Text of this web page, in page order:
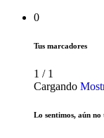
0
Tus marcadores
1 / 1
Cargando
Lo sentimos, aún